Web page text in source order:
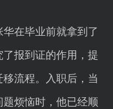
在毕业前就拿到了
报到证的作用，提
流程。入职后，当
烦恼时，他已经顺